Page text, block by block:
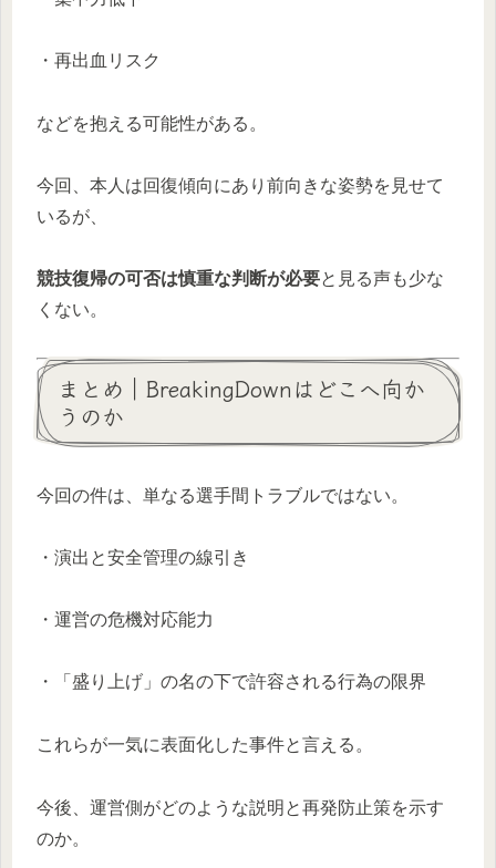
・再出血リスク
などを抱える可能性がある。
今回、本人は回復傾向にあり前向きな姿勢を見せて
いるが、
競技復帰の可否は慎重な判断が必要と見る声も少な
くない。
まとめ｜BreakingDownはどこへ向か
うのか
今回の件は、単なる選手間トラブルではない。
・演出と安全管理の線引き
・運営の危機対応能力
・「盛り上げ」の名の下で許容される行為の限界
これらが一気に表面化した事件と言える。
今後、運営側がどのような説明と再発防止策を示す
のか。